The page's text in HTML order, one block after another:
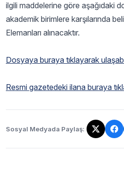
ilgili maddelerine göre aşağıdaki
akademik birimlere karşılarında
Elemanları alınacaktır.
Dosyaya buraya tıklayarak
Resmi gazetedeki ilana buraya
Sosyal Medyada Paylaş:
Bağlantı kopyalandı!